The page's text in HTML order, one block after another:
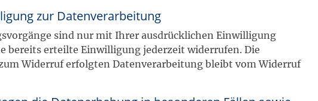
zur Datenverarbeitung
sind nur mit Ihrer ausdrücklichen Einwilligung
bereits erteilte Einwilligung jederzeit widerrufen. Die
Widerruf erfolgten Datenverarbeitung bleibt vom Widerruf